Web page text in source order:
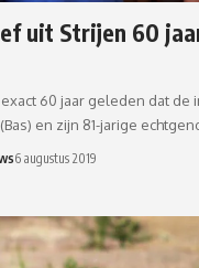
uit Strijen 60
60 jaar geleden dat de
en zijn 81-jarige
6 augustus 2019